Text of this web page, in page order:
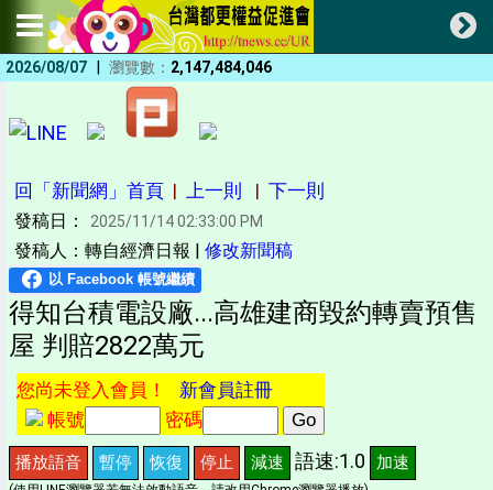
2026/08/07 | 瀏覽數： 2,147,484,046
回「新聞網」首頁 | 上一則 | 下一則
發稿日： 2025/11/14 02:33:00 PM
發稿人：轉自經濟日報 | 修改新聞稿
得知台積電設廠...高雄建商毀約轉賣預售
屋 判賠2822萬元
您尚未登入會員！ 新會員註冊
帳號
密碼
播放語音 暫停 恢復 停止 減速 語速:1.0 加速